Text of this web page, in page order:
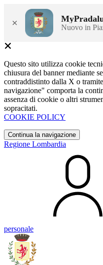
× Nuovo in
Questo sito utilizza cookie
chiusura del banner mediante
contraddistinto dalla X o
navigazione" comporta la
assenza di cookie o altri
sopracitati.
COOKIE POLICY
Continua la navigazione
Regione Lombardia
personale